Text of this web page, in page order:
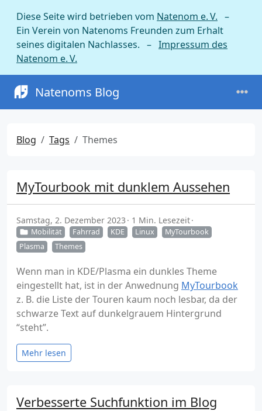
Diese Seite wird betrieben vom Natenom e. V. –
Ein Verein von Natenoms Freunden zum Erhalt
seines digitalen Nachlasses. – Impressum des
Natenom e. V.
Natenoms Blog
Blog Tags Themes
MyTourbook mit dunklem Aussehen
Samstag, 2. Dezember 2023 1 Min. Lesezeit
Mobilität Fahrrad KDE Linux
MyTourbook
Plasma
Themes
Wenn man in KDE/Plasma ein dunkles Theme
eingestellt hat, ist in der Anwednung MyTourbook
z. B. die Liste der Touren kaum noch lesbar, da der
schwarze Text auf dunkelgrauem Hintergrund
“steht”.
Mehr lesen
Verbesserte Suchfunktion im Blog